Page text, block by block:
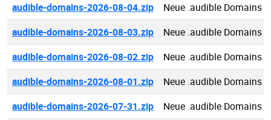
audible-domains-2026-08-04.zip
Neue .audible Domains
audible-domains-2026-08-03.zip
Neue .audible Domains
audible-domains-2026-08-02.zip
Neue .audible Domains
audible-domains-2026-08-01.zip
Neue .audible Domains
audible-domains-2026-07-31.zip
Neue .audible Domains